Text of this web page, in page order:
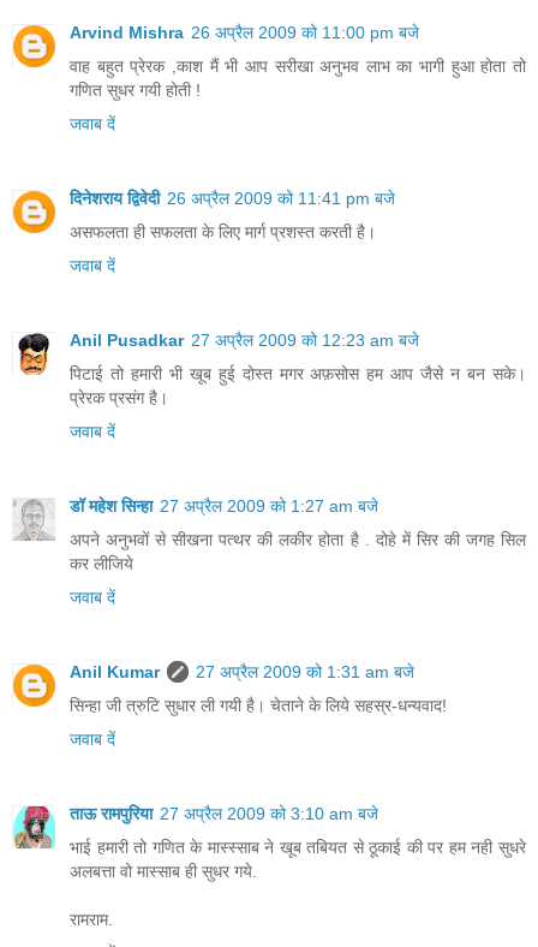
Arvind Mishra 26 अप्रैल 2009 को 11:00 pm बजे
वाह बहुत प्रेरक ,काश मैं भी आप सरीखा अनुभव लाभ का भागी हुआ होता तो
गणित सुधर गयी होती !
जवाब दें
दिनेशराय द्विवेदी 26 अप्रैल 2009 को 11:41 pm बजे
असफलता ही सफलता के लिए मार्ग प्रशस्त करती है।
जवाब दें
Anil Pusadkar 27 अप्रैल 2009 को 12:23 am बजे
पिटाई तो हमारी भी खूब हुई दोस्त मगर अफ़सोस हम आप जैसे न बन सके।
प्रेरक प्रसंग है।
जवाब दें
डॉ महेश सिन्हा 27 अप्रैल 2009 को 1:27 am बजे
अपने अनुभवों से सीखना पत्थर की लकीर होता है . दोहे में सिर की जगह सिल
कर लीजिये
जवाब दें
Anil Kumar
27 अप्रैल 2009 को 1:31 am बजे
सिन्हा जी त्रुटि सुधार ली गयी है। चेताने के लिये सहस्र-धन्यवाद!
जवाब दें
ताऊ रामपुरिया 27 अप्रैल 2009 को 3:10 am बजे
भाई हमारी तो गणित के मास्स्साब ने खूब तबियत से ठूकाई की पर हम नही सुधरे
अलबत्ता वो मास्साब ही सुधर गये.
रामराम.